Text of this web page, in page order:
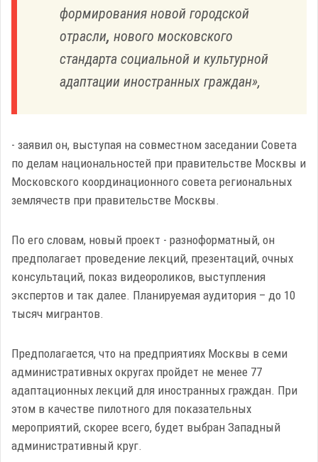
формирования новой городской
отрасли, нового московского
стандарта социальной и культурной
адаптации иностранных граждан»,
- заявил он, выступая на совместном заседании Совета
по делам национальностей при правительстве Москвы и
Московского координационного совета региональных
землячеств при правительстве Москвы.
По его словам, новый проект - разноформатный, он
предполагает проведение лекций, презентаций, очных
консультаций, показ видеороликов, выступления
экспертов и так далее. Планируемая аудитория – до 10
тысяч мигрантов.
Предполагается, что на предприятиях Москвы в семи
административных округах пройдет не менее 77
адаптационных лекций для иностранных граждан. При
этом в качестве пилотного для показательных
мероприятий, скорее всего, будет выбран Западный
административный круг.